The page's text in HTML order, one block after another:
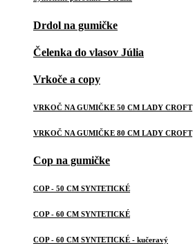
Drdol na gumičke
Čelenka do vlasov Júlia
Vrkoče a copy
VRKOČ NA GUMIČKE 50 CM LADY CROFT
VRKOČ NA GUMIČKE 80 CM LADY CROFT
Cop na gumičke
COP - 50 CM SYNTETICKÉ
COP - 60 CM SYNTETICKÉ
COP - 60 CM SYNTETICKÉ - kučeravý